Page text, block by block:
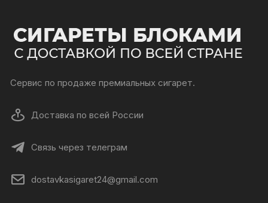
Сервис по продаже премиальных сигарет.
Доставка по всей России
Связь через телеграм
dostavkasigaret24@gmail.com